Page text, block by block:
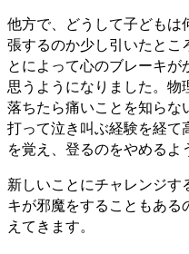
他方で、どうして子どもは
張するのか少し引いたとこ
とによって心のブレーキが
思うようになりました。物
落ちたら痛いことを知ら
打って泣き叫ぶ経験を経て
を覚え、登るのをやめるよ
新しいことにチャレンジ
キが邪魔をすることもあ
えてきます。